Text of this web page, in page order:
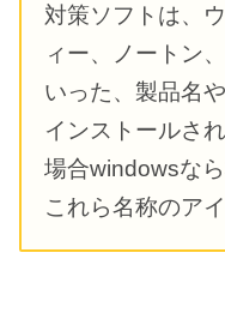
対策ソフトは、
ィー、ノートン
いった、製品名
インストールさ
場合windowsな
これら名称のア